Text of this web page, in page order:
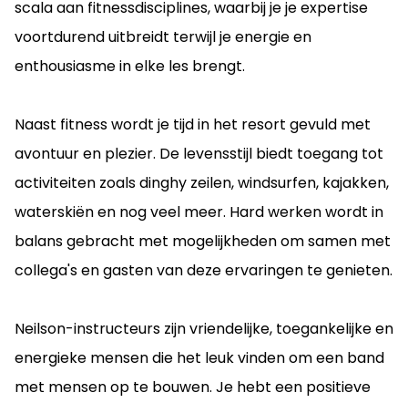
scala aan fitnessdisciplines, waarbij je je expertise
voortdurend uitbreidt terwijl je energie en
enthousiasme in elke les brengt.
Naast fitness wordt je tijd in het resort gevuld met
avontuur en plezier. De levensstijl biedt toegang tot
activiteiten zoals dinghy zeilen, windsurfen, kajakken,
waterskiën en nog veel meer. Hard werken wordt in
balans gebracht met mogelijkheden om samen met
collega's en gasten van deze ervaringen te genieten.
Neilson-instructeurs zijn vriendelijke, toegankelijke en
energieke mensen die het leuk vinden om een band
met mensen op te bouwen. Je hebt een positieve